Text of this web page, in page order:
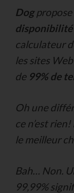
Dogpropose
disponibilité
calculateur
les sites
de 99% de
Oh une
ce n’est
le meilleur
Bah… Non.
99,99%